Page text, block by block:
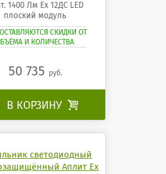
1400 Лм Ех 12ДС LED
плоский модуль
СКИДКИ ОТ
И КОЛИЧЕСТВА
50 735 руб.
В КОРЗИНУ 
светодиодный
Аплит Ех